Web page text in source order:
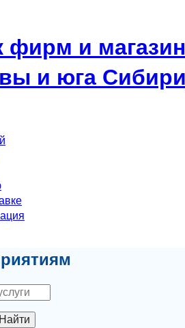
фирм и
и юга Сибири
Найти